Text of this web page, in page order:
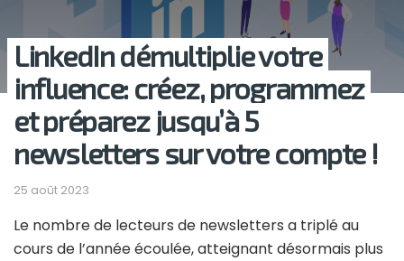
LinkedIn démultiplie votre
influence: créez, programmez
et préparez jusqu’à 5
newsletters sur votre compte !
25 août 2023
Le nombre de lecteurs de newsletters a triplé au
cours de l’année écoulée, atteignant désormais plus